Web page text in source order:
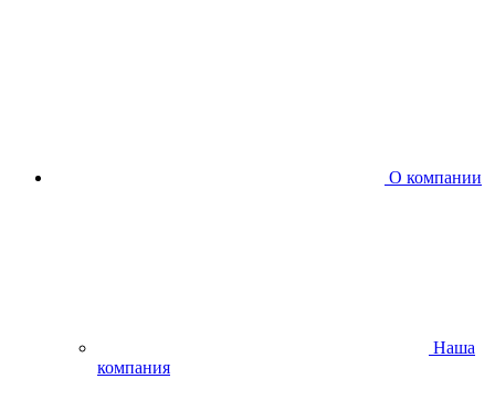
О компании
Наша
компания